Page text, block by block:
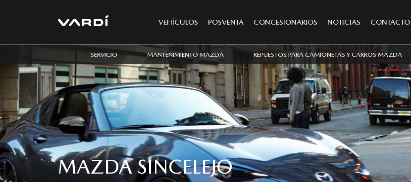
VEHÍCULOS POSVENTA CONCESIONARIOS NOTICIAS CONTACTO
SERVICIO MANTENIMIENTO MAZDA REPUESTOS PARA CAMIONETAS Y CARROS MAZDA
MAZDA SINCELEJO